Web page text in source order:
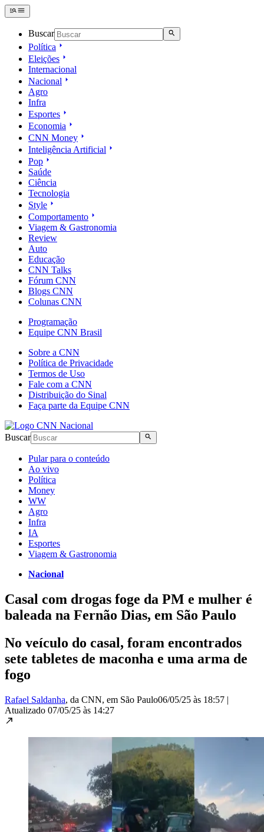
Buscar
Política
Eleições
Internacional
Nacional
Agro
Infra
Esportes
Economia
CNN Money
Inteligência Artificial
Pop
Saúde
Ciência
Tecnologia
Style
Comportamento
Viagem & Gastronomia
Review
Auto
Educação
CNN Talks
Fórum CNN
Blogs CNN
Colunas CNN
Programação
Equipe CNN Brasil
Sobre a CNN
Política de Privacidade
Termos de Uso
Fale com a CNN
Distribuição do Sinal
Faça parte da Equipe CNN
Buscar
Pular para o conteúdo
Ao vivo
Política
Money
WW
Agro
Infra
IA
Esportes
Viagem & Gastronomia
Nacional
Casal com drogas foge da PM e mulher é
baleada na Fernão Dias, em São Paulo
No veículo do casal, foram encontrados
sete tabletes de maconha e uma arma de
fogo
Rafael Saldanha, da CNN, em São Paulo06/05/25 às 18:57 |
Atualizado 07/05/25 às 14:27